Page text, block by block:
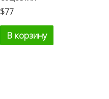
$77
В корзину